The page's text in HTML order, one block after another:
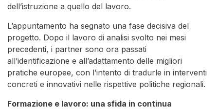
dell’istruzione a quello del lavoro.
L’appuntamento ha segnato una fase decisiva del
progetto. Dopo il lavoro di analisi svolto nei mesi
precedenti, i partner sono ora passati
all’identificazione e all’adattamento delle migliori
pratiche europee, con l’intento di tradurle in interventi
concreti e innovativi nelle rispettive politiche regionali.
Formazione e lavoro: una sfida in continua